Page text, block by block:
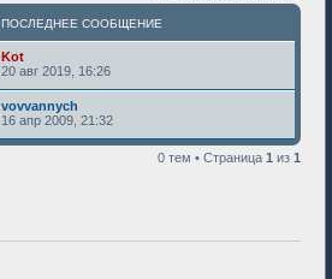
ПОСЛЕДНЕЕ СООБЩЕНИЕ
Kot
20 авг 2019, 16:26
vovvannych
16 апр 2009, 21:32
0 тем • Страница 1 из 1